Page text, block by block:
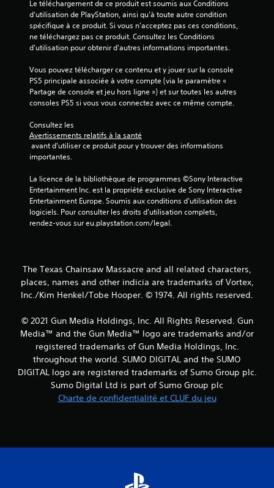
i
l
e
s
s
r
(
a
v
i
s
)
Le téléchargement de ce produit est soumis aux Conditions
d'utilisation de PlayStation, ainsi qu'à toute autre condition
spécifique à ce produit. Si vous n'acceptez pas ces conditions,
ne téléchargez pas ce produit. Consultez les Conditions
d'utilisation pour obtenir d'autres informations importantes.
Vous pouvez télécharger ce contenu et y jouer sur la console
PS5 principale associée à votre compte (via le paramètre «
Partage de console et jeu hors ligne ») et sur toutes les autres
consoles PS5 si vous vous connectez avec ce même compte.
Consultez les
Avertissements relatifs à la santé
importantes.
La licence de la bibliothèque de programmes ©Sony Interactive
Entertainment Inc. est la propriété exclusive de Sony Interactive
Entertainment Europe. Soumis aux conditions d’utilisation des
logiciels. Pour consulter les droits d’utilisation complets,
rendez-vous sur eu.playstation.com/legal.
The Texas Chainsaw Massacre and all related characters,
places, names and other indicia are trademarks of Vortex,
Inc./Kim Henkel/Tobe Hooper. © 1974. All rights reserved.
© 2021 Gun Media Holdings, Inc. All Rights Reserved. Gun
Media™ and the Gun Media™ logo are trademarks and/or
registered trademarks of Gun Media Holdings, Inc.
throughout the world. SUMO DIGITAL and the SUMO
DIGITAL logo are registered trademarks of Sumo Group plc.
Sumo Digital Ltd is part of Sumo Group plc
Charte de confidentialité et CLUF du jeu